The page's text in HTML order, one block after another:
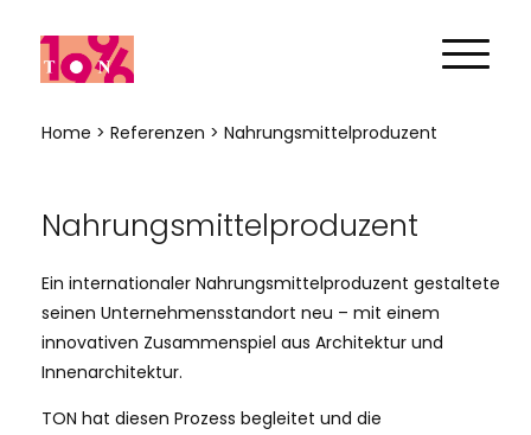
Home > Referenzen > Nahrungsmittelproduzent
Nahrungsmittelproduzent
Ein internationaler Nahrungsmittelproduzent gestaltete
seinen Unternehmensstandort neu – mit einem
innovativen Zusammenspiel aus Architektur und
Innenarchitektur.
TON hat diesen Prozess begleitet und die